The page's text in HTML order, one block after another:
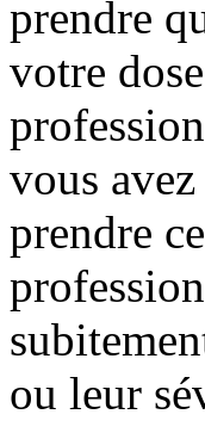
prendre
votre
vous
prendre
ou leur